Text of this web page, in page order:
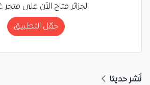
الجزائر متاح الآن على
حمّل التطبيق
نُشر حديثا